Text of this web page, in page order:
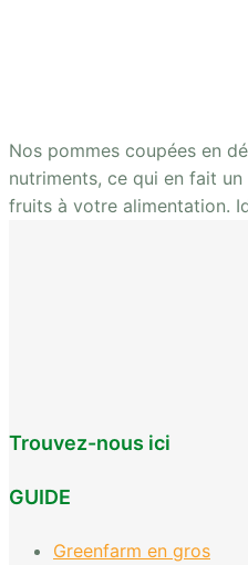
Nos pommes coupées en
nutriments, ce qui en fait
fruits à votre alimentation.
Trouvez-nous ici
GUIDE
Greenfarm en gros